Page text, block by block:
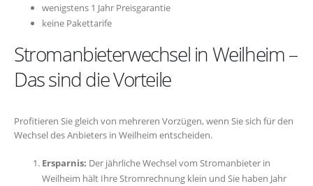
wenigstens 1 Jahr Preisgarantie
keine Pakettarife
Stromanbieterwechsel in Weilheim –
Das sind die Vorteile
Profitieren Sie gleich von mehreren Vorzügen, wenn Sie sich für den
Wechsel des Anbieters in Weilheim entscheiden.
Ersparnis: Der jährliche Wechsel vom Stromanbieter in
Weilheim hält Ihre Stromrechnung klein und Sie haben Jahr